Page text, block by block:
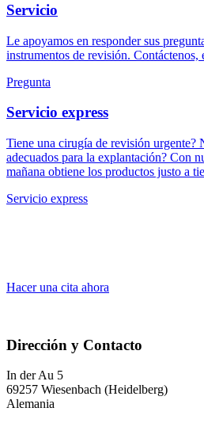
Servicio
Le apoyamos en responder sus
instrumentos de revisión. Contáctenos,
Pregunta
Servicio express
Tiene una cirugía de revisión urgente?
adecuados para la explantación? Con
mañana obtiene los productos justo a
Servicio express
Hacer una cita ahora
Dirección y Contacto
In der Au 5
69257 Wiesenbach (Heidelberg)
Alemania